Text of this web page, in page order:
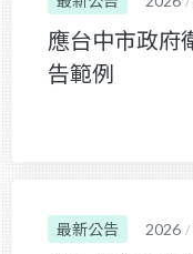
應台中市政府
告範例
最新公告 2026 /